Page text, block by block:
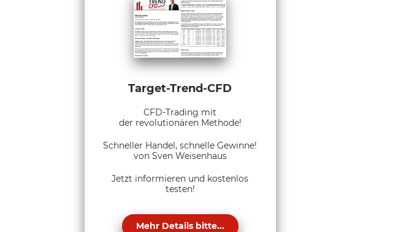
Target-Trend-CFD
CFD-Trading mit
der revolutionären Methode!
Schneller Handel, schnelle Gewinne!
von Sven Weisenhaus
Jetzt informieren und kostenlos
testen!
Mehr Details bitte...